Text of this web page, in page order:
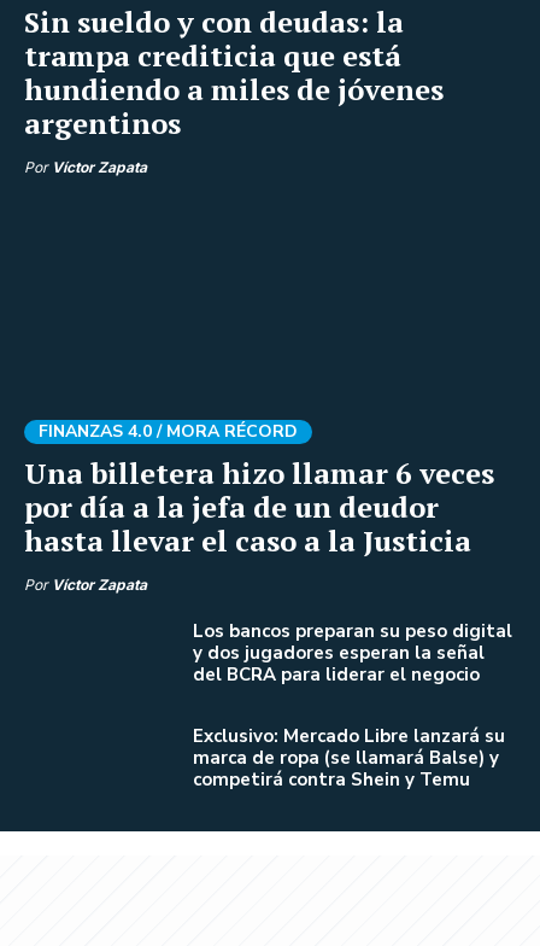
Sin sueldo y con deudas: la
trampa crediticia que está
hundiendo a miles de jóvenes
argentinos
Por Víctor Zapata
Una billetera hizo llamar 6 veces
por día a la jefa de un deudor
hasta llevar el caso a la Justicia
FINANZAS 4.0 / MORA RÉCORD
Por Víctor Zapata
Los bancos preparan su peso digital
y dos jugadores esperan la señal
del BCRA para liderar el negocio
Exclusivo: Mercado Libre lanzará su
marca de ropa (se llamará Balse) y
competirá contra Shein y Temu